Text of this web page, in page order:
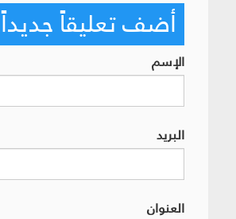
أضف تعليقاً جديداً
الإسم
البريد
العنوان